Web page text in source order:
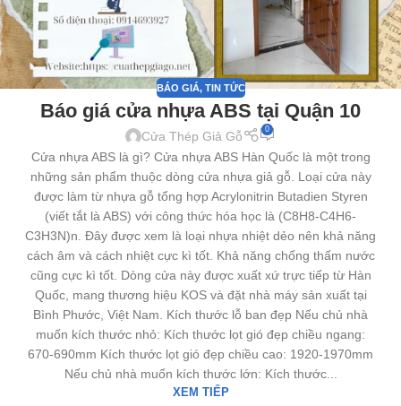
BÁO GIÁ, TIN TỨC
Báo giá cửa nhựa ABS tại Quận 10
Cửa Thép Giả Gỗ 0
Cửa nhựa ABS là gì? Cửa nhựa ABS Hàn Quốc là một trong
những sản phẩm thuộc dòng cửa nhựa giả gỗ. Loại cửa này
được làm từ nhựa gỗ tổng hợp Acrylonitrin Butadien Styren
(viết tắt là ABS) với công thức hóa học là (C8H8-C4H6-
C3H3N)n. Đây được xem là loại nhựa nhiệt dẻo nên khả năng
cách âm và cách nhiệt cực kì tốt. Khả năng chống thấm nước
cũng cực kì tốt. Dòng cửa này được xuất xứ trực tiếp từ Hàn
Quốc, mang thương hiệu KOS và đặt nhà máy sản xuất tại
Bình Phước, Việt Nam. Kích thước lỗ ban đẹp Nếu chủ nhà
muốn kích thước nhỏ: Kích thước lọt gió đẹp chiều ngang:
670-690mm Kích thước lọt gió đẹp chiều cao: 1920-1970mm
Nếu chủ nhà muốn kích thước lớn: Kích thước...
XEM TIẾP